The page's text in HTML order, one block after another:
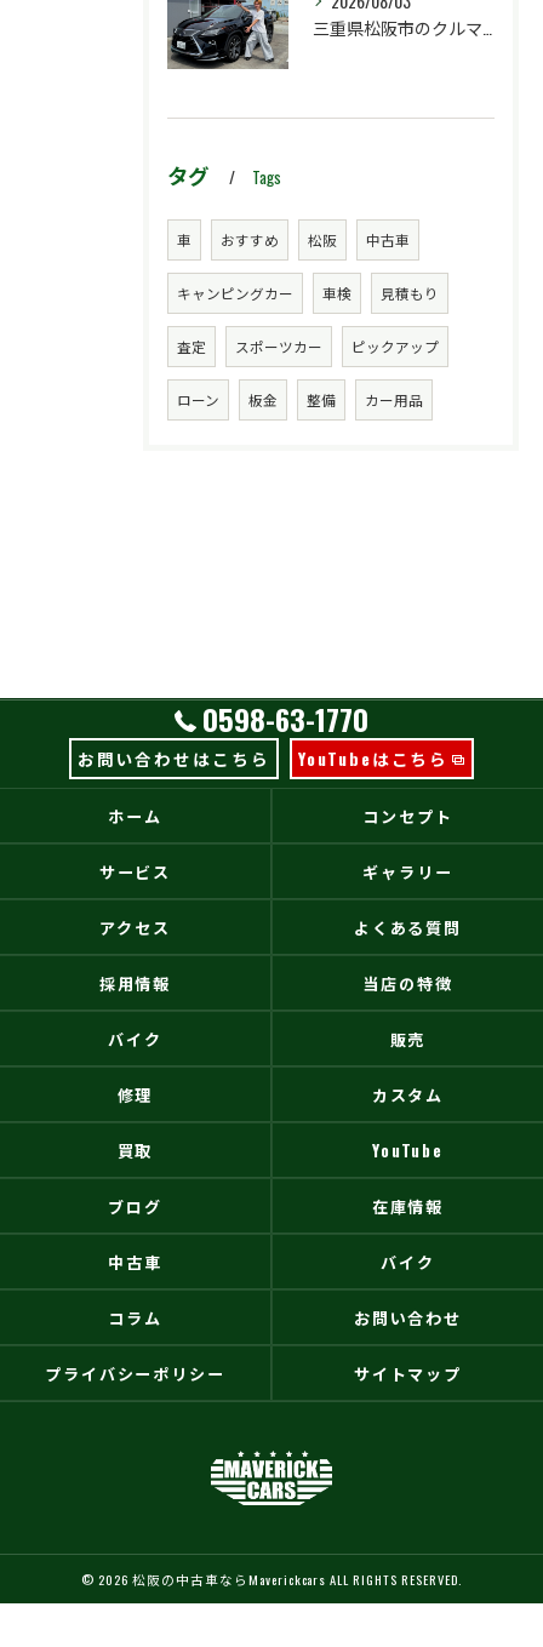
タグ Tags
車 おすすめ 松阪 中古車
キャンピングカー 車検 見積もり
査定 スポーツカー ピックアップ
ローン 板金 整備 カー用品
0598-63-1770
お問い合わせはこちら YouTubeはこちら
ホーム コンセプト
サービス ギャラリー
アクセス よくある質問
採用情報 当店の特徴
バイク 販売
修理 カスタム
買取 YouTube
ブログ 在庫情報
中古車 バイク
コラム お問い合わせ
プライバシーポリシー サイトマップ
© 2026 松阪の中古車ならMaverickcars ALL RIGHTS RESERVED.